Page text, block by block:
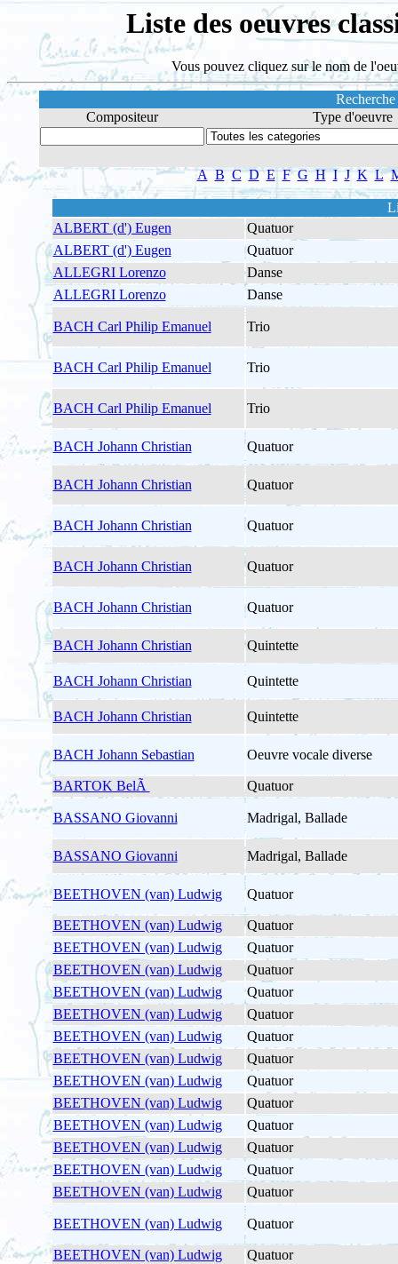
Liste des oeuvres
Vous pouvez cliquez sur le nom de
Compositeur
Type d'oeuvre
A B C D E F G H I J K L
ALBERT (d') Eugen
Quatuor
ALBERT (d') Eugen
Quatuor
ALLEGRI Lorenzo
Danse
ALLEGRI Lorenzo
Danse
BACH Carl Philip Emanuel Trio
BACH Carl Philip Emanuel Trio
BACH Carl Philip Emanuel Trio
BACH Johann Christian Quatuor
BACH Johann Christian Quatuor
BACH Johann Christian Quatuor
BACH Johann Christian Quatuor
BACH Johann Christian Quatuor
BACH Johann Christian Quintette
BACH Johann Christian Quintette
BACH Johann Christian Quintette
BACH Johann Sebastian Oeuvre vocale diverse
BARTOK BelÃ Quatuor
BASSANO Giovanni Madrigal, Ballade
BASSANO Giovanni Madrigal, Ballade
BEETHOVEN (van) Ludwig Quatuor
BEETHOVEN (van) Ludwig
Quatuor
BEETHOVEN (van) Ludwig
Quatuor
BEETHOVEN (van) Ludwig
Quatuor
BEETHOVEN (van) Ludwig
Quatuor
BEETHOVEN (van) Ludwig
Quatuor
BEETHOVEN (van) Ludwig
Quatuor
BEETHOVEN (van) Ludwig
Quatuor
BEETHOVEN (van) Ludwig
Quatuor
BEETHOVEN (van) Ludwig
Quatuor
BEETHOVEN (van) Ludwig
Quatuor
BEETHOVEN (van) Ludwig
Quatuor
BEETHOVEN (van) Ludwig
Quatuor
BEETHOVEN (van) Ludwig
Quatuor
BEETHOVEN (van) Ludwig Quatuor
BEETHOVEN (van) Ludwig
Quatuor